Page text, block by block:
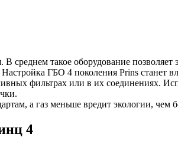
В среднем такое оборудование
ГБО 4 поколения Prins станет
фильтрах или в их соединениях.
а газ меньше вредит экологии, чем
4